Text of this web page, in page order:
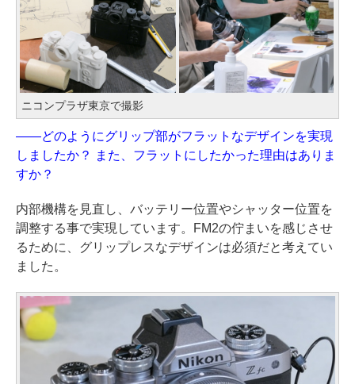
ニコンプラザ東京で撮影
——どのようにグリップ部がフラットなデザインを実現
しましたか？ また、フラットにしたかった理由はありま
すか？
内部機構を見直し、バッテリー位置やシャッター位置を
調整する事で実現しています。FM2の佇まいを感じさせ
るために、グリップレスなデザインは必須だと考えてい
ました。